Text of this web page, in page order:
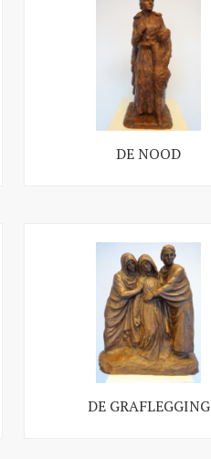
DE NOOD
DE GRAFLEGGING